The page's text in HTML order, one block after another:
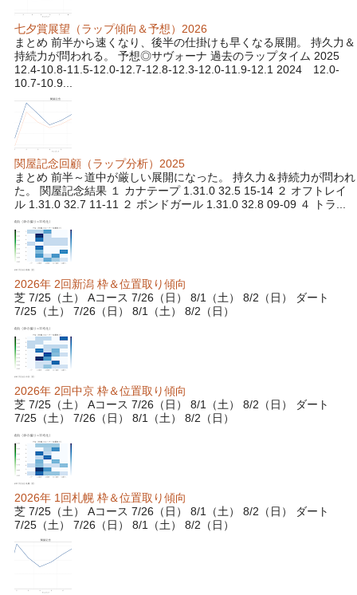
七夕賞展望（ラップ傾向＆予想）2026
まとめ 前半から速くなり、後半の仕掛けも早くなる展開。 持久力＆
持続力が問われる。 予想◎サヴォーナ 過去のラップタイム 2025
12.4-10.8-11.5-12.0-12.7-12.8-12.3-12.0-11.9-12.1 2024 12.0-
10.7-10.9...
関屋記念回顧（ラップ分析）2025
まとめ 前半～道中が厳しい展開になった。 持久力＆持続力が問われ
た。 関屋記念結果 １ カナテープ 1.31.0 32.5 15-14 ２ オフトレイ
ル 1.31.0 32.7 11-11 ２ ボンドガール 1.31.0 32.8 09-09 ４ トラ...
2026年 2回新潟 枠＆位置取り傾向
芝 7/25（土） Aコース 7/26（日） 8/1（土） 8/2（日） ダート
7/25（土） 7/26（日） 8/1（土） 8/2（日）
2026年 2回中京 枠＆位置取り傾向
芝 7/25（土） Aコース 7/26（日） 8/1（土） 8/2（日） ダート
7/25（土） 7/26（日） 8/1（土） 8/2（日）
2026年 1回札幌 枠＆位置取り傾向
芝 7/25（土） Aコース 7/26（日） 8/1（土） 8/2（日） ダート
7/25（土） 7/26（日） 8/1（土） 8/2（日）